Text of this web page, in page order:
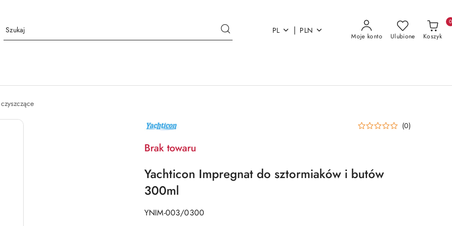
PL | PLN
Moje konto Ulubione Koszyk
0
NAZWA
PRODUCENTA: (0)
Brak towaru
Yachticon Impregnat do sztormiaków i butów
300ml
YNIM-003/0300